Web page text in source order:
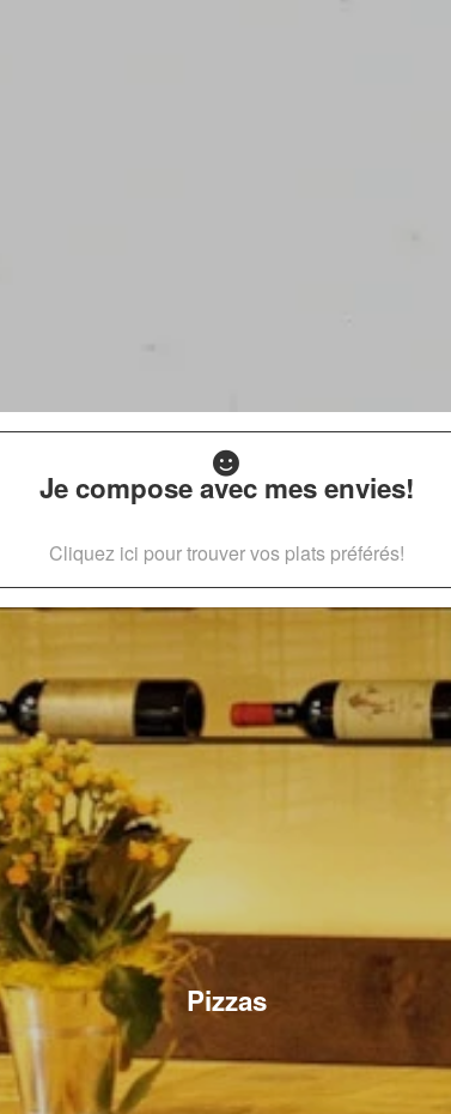
Je compose avec mes envies!
Cliquez ici pour trouver vos plats préférés!
Pizzas